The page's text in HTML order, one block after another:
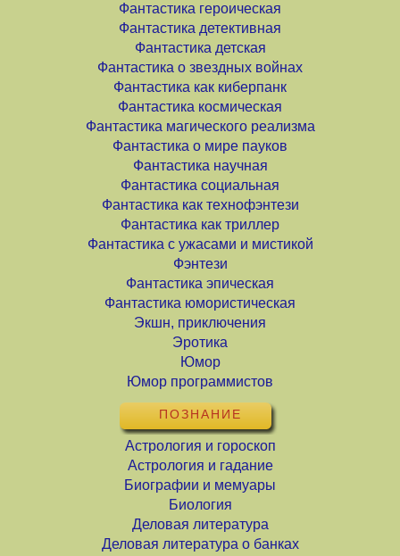
Фантастика героическая
Фантастика детективная
Фантастика детская
Фантастика о звездных войнах
Фантастика как киберпанк
Фантастика космическая
Фантастика магического реализма
Фантастика о мире пауков
Фантастика научная
Фантастика социальная
Фантастика как технофэнтези
Фантастика как триллер
Фантастика с ужасами и мистикой
Фэнтези
Фантастика эпическая
Фантастика юмористическая
Экшн, приключения
Эротика
Юмор
Юмор программистов
ПОЗНАНИЕ
Астрология и гороскоп
Астрология и гадание
Биографии и мемуары
Биология
Деловая литература
Деловая литература о банках